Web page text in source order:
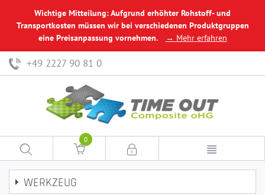
Wichtige Mitteilung: Aufgrund erhöhter Rohstoff- und
Transportkosten müssen wir bei verschiedenen Produktgruppen
eine Preisanpassung vornehmen.
→ Mehr erfahren
+49 2227 90 81 0
0
WERKZEUG